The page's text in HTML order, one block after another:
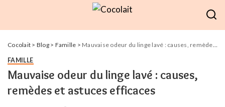
Cocolait > Blog> Famille > Mauvaise odeur du linge lavé : causes, remèdes et astuces efficaces
FAMILLE
Mauvaise odeur du linge lavé : causes,
remèdes et astuces efficaces